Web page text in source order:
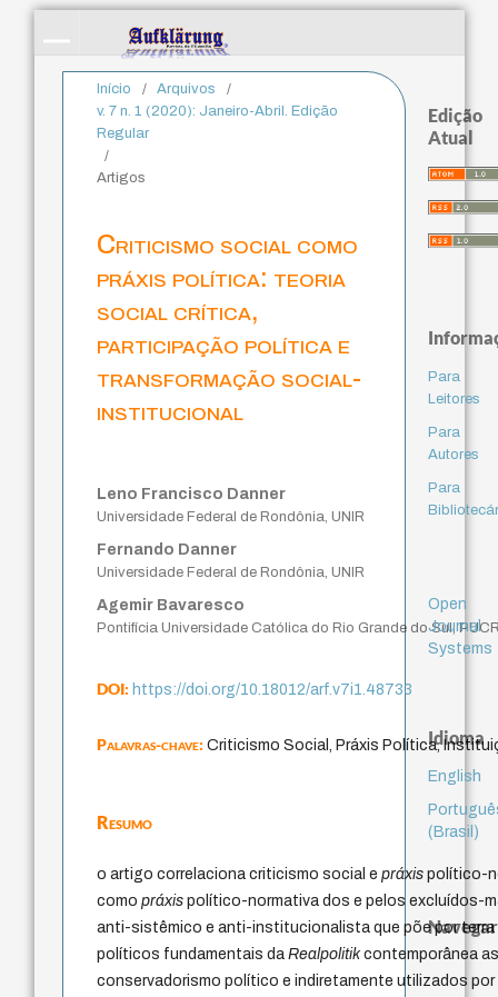
Início / Arquivos
/
v. 7 n. 1 (2020): Janeiro-Abril. Edição
Regular
/
Artigos
Criticismo social como
práxis política: teoria
social crítica,
participação política e
transformação social-
institucional
Leno Francisco Danner
Universidade Federal de Rondônia, UNIR
Fernando Danner
Universidade Federal de Rondônia, UNIR
Agemir Bavaresco
Pontifícia Universidade Católica do Rio Grande do Sul,
DOI:https://doi.org/10.18012/arf.v7i1.48733
Palavras-chave:Criticismo Social, Práxis Política,
Resumo
o artigo correlaciona criticismo social epráxis político-
comopráxis político-normativa dos e pelos excluídos-
anti-sistêmico e anti-institucionalista que põe por
políticos fundamentais daRealpolitik contemporânea
conservadorismo político e indiretamente utilizados
Edição
Atual
Para
Leitores
Para
Autores
Para
Open
Journal
Systems
Idioma
English
(Brasil)
Navegar